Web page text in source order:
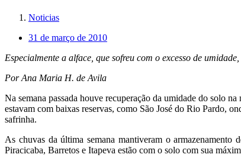
Noticias
31 de março de 2010
Especialmente a alface, que sofreu com o excesso de
Por Ana Maria H. de Avila
Na semana passada houve recuperação da umidade do solo
estavam com baixas reservas, como São José do Rio Pardo,
safrinha.
As chuvas da última semana mantiveram o
Piracicaba, Barretos e Itapeva estão com o solo com sua